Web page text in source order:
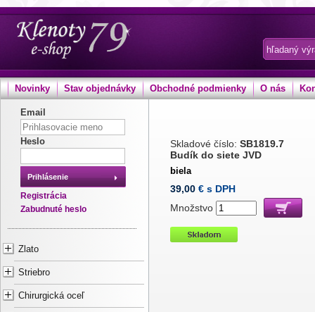
Novinky Stav objednávky Obchodné podmienky O nás
Email
Heslo
Prihlásenie
Registrácia
Zabudnuté heslo
Zlato
Striebro
Chirurgická oceľ
Skladové číslo: SB1819.7
Budík do siete JVD
biela
39,00 € s DPH
Množstvo